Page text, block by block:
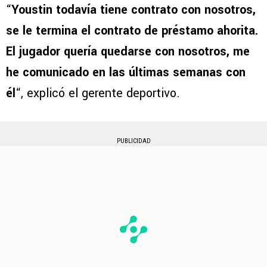
“Youstin todavía tiene contrato con nosotros,
se le termina el contrato de préstamo ahorita.
El jugador quería quedarse con nosotros, me
he comunicado en las últimas semanas con
él“, explicó el gerente deportivo.
PUBLICIDAD